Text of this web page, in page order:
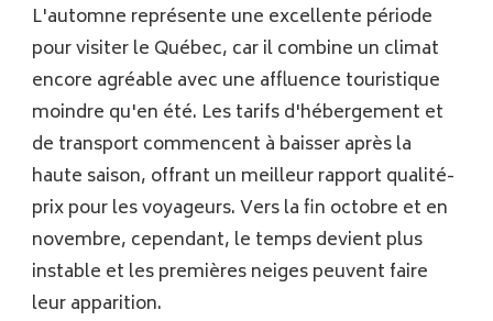
L'automne représente une excellente période
pour visiter le Québec, car il combine un climat
encore agréable avec une affluence touristique
moindre qu'en été. Les tarifs d'hébergement et
de transport commencent à baisser après la
haute saison, offrant un meilleur rapport qualité-
prix pour les voyageurs. Vers la fin octobre et en
novembre, cependant, le temps devient plus
instable et les premières neiges peuvent faire
leur apparition.